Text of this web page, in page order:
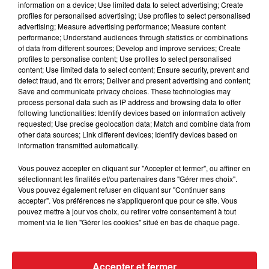
cadeau idéal pour toute la famille.
Le gagnant sera contacté par téléphone en fin de
semaine !
Bonne chance...
Site CARREFOUR Isbergues
Le jeu est terminé
information on a device; Use limited data to select advertising; Create
profiles for personalised advertising; Use profiles to select personalised
advertising; Measure advertising performance; Measure content
performance; Understand audiences through statistics or combinations
of data from different sources; Develop and improve services; Create
profiles to personalise content; Use profiles to select personalised
content; Use limited data to select content; Ensure security, prevent and
detect fraud, and fix errors; Deliver and present advertising and content;
Save and communicate privacy choices. These technologies may
process personal data such as IP address and browsing data to offer
following functionalities: Identify devices based on information actively
requested; Use precise geolocation data; Match and combine data from
other data sources; Link different devices; Identify devices based on
information transmitted automatically.
Vous pouvez accepter en cliquant sur "Accepter et fermer", ou affiner en
sélectionnant les finalités et/ou partenaires dans "Gérer mes choix".
Vous pouvez également refuser en cliquant sur "Continuer sans
accepter". Vos préférences ne s'appliqueront que pour ce site. Vous
pouvez mettre à jour vos choix, ou retirer votre consentement à tout
moment via le lien "Gérer les cookies" situé en bas de chaque page.